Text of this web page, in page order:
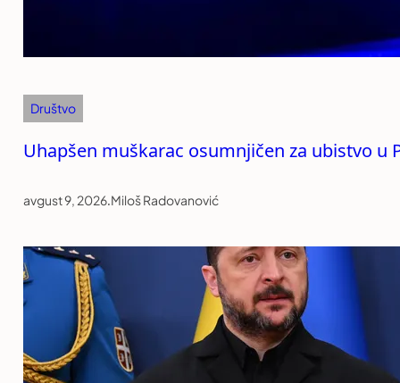
Društvo
Uhapšen muškarac osumnjičen za ubistvo u
avgust 9, 2026.Miloš Radovanović